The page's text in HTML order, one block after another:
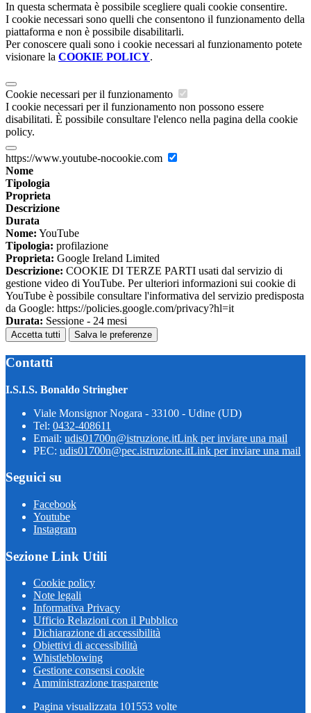
In questa schermata è possibile scegliere quali cookie consentire.
I cookie necessari sono quelli che consentono il funzionamento della
piattaforma e non è possibile disabilitarli.
Per conoscere quali sono i cookie necessari al funzionamento potete
visionare la COOKIE POLICY.
Cookie necessari per il funzionamento
I cookie necessari per il funzionamento non possono essere
disabilitati. È possibile consultare l'elenco nella pagina della cookie
policy.
https://www.youtube-nocookie.com
Nome
Tipologia
Proprieta
Descrizione
Durata
Nome: YouTube
Tipologia: profilazione
Proprieta: Google Ireland Limited
Descrizione: COOKIE DI TERZE PARTI usati dal servizio di
gestione video di YouTube. Per ulteriori informazioni sui cookie di
YouTube è possibile consultare l'informativa del servizio predisposta
da Google: https://policies.google.com/privacy?hl=it
Durata: Sessione - 24 mesi
Accetta tutti Salva le preferenze
Contatti
I.S.I.S. Bonaldo Stringher
Viale Monsignor Nogara - 33100 - Udine (UD)
Tel: 0432-408611
Email: udis01700n@istruzione.itLink per inviare una mail
PEC: udis01700n@pec.istruzione.itLink per inviare una mail
Seguici su
Facebook
Youtube
Instagram
Sezione Link Utili
Cookie policy
Note legali
Informativa Privacy
Ufficio Relazioni con il Pubblico
Dichiarazione di accessibilità
Obiettivi di accessibilità
Whistleblowing
Gestione consensi cookie
Amministrazione trasparente
Pagina visualizzata 101553 volte